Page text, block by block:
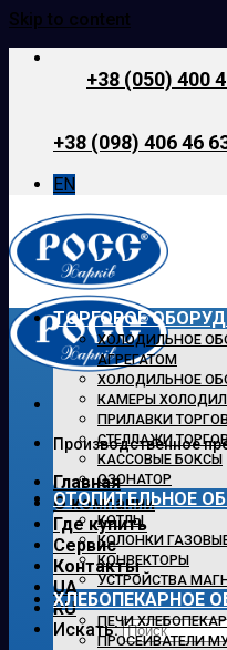
Skip to content
+38 (050) 400
+38 (098) 406 46
EN
Производственное
Главная
О компании
Где купить
Сервис
Контакты
UA
RU
Искать:
ТОРГОВОЕ
ХОЛОДИЛЬНОЕ
АГРЕГАТОМ
ХОЛОДИЛЬНОЕ
КАМЕРЫ
ПРИЛАВКИ
СТЕЛЛАЖИ
КАССОВЫЕ БОКСЫ
ОЗОНАТОР
ОТОПИТЕЛЬНОЕ
КОТЛЫ
КОЛОНКИ
КОНВЕКТОРЫ
УСТРОЙСТВА
ХЛЕБОПЕКАРНОЕ
ПЕЧИ
ПРОСЕИВАТЕЛИ